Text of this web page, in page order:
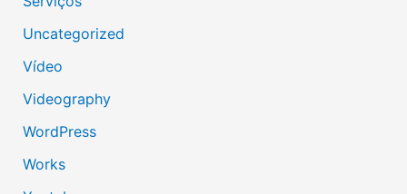
Uncategorized
Vídeo
Videography
WordPress
Works